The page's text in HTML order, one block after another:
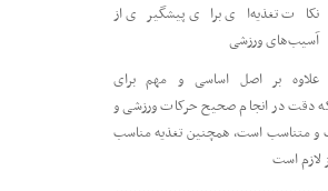
نکات تغذیه‌ای برای پیشگیری از
آسیب‌های ورزشی
علاوه بر اصل اساسی و مهم برای
دقت در انجام صحیح حرکات ورزشی و
و متناسب است، همچنین تغذیه مناسب
لازم است